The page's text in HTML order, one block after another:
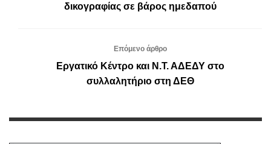
δικογραφίας σε βάρος ημεδαπού
Επόμενο άρθρο
Εργατικό Κέντρο και Ν.Τ. ΑΔΕΔΥ στο
συλλαλητήριο στη ΔΕΘ